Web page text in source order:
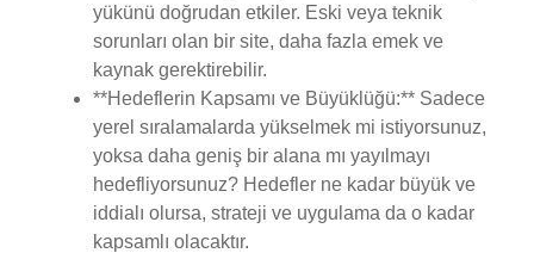
yükünü doğrudan etkiler. Eski veya teknik
sorunları olan bir site, daha fazla emek ve
kaynak gerektirebilir.
**Hedeflerin Kapsamı ve Büyüklüğü:** Sadece
yerel sıralamalarda yükselmek mi istiyorsunuz,
yoksa daha geniş bir alana mı yayılmayı
hedefliyorsunuz? Hedefler ne kadar büyük ve
iddialı olursa, strateji ve uygulama da o kadar
kapsamlı olacaktır.